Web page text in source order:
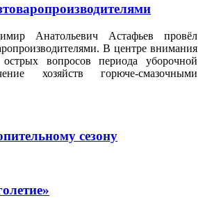
Анатольевич Астафьев провёл
В центре внимания
вопросов периода уборочной
хозяйств горюче‑смазочными
сезону